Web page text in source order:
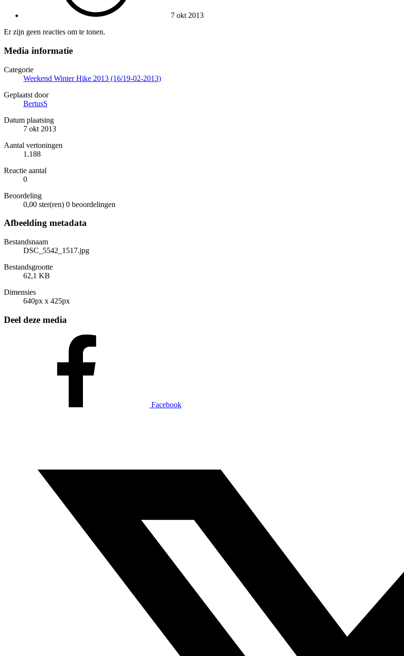
7 okt 2013
Er zijn geen reacties om te tonen.
Media informatie
Categorie
Weekend Winter Hike 2013 (16/19-02-2013)
Geplaatst door
BertusS
Datum plaatsing
7 okt 2013
Aantal vertoningen
1.188
Reactie aantal
0
Beoordeling
0,00 ster(ren) 0 beoordelingen
Afbeelding metadata
Bestandsnaam
DSC_5542_1517.jpg
Bestandsgrootte
62,1 KB
Dimensies
640px x 425px
Deel deze media
Facebook